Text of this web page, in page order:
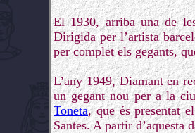
El 1930, arriba una de
Dirigida per l’artista
per complet els gegants,
L’any 1949, Diamant en
un gegant nou per a la
Toneta, que és presentat
Santes. A partir